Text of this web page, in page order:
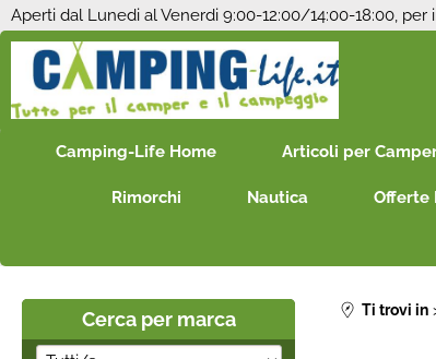
Aperti dal Lunedi al Venerdi 9:00-12:00/14:00-18:00, per
Camping-Life Home Articoli per
Rimorchi Nautica Offerte
Cerca per marca Ti trovi in